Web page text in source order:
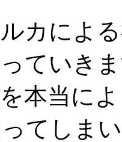
カによ
ていき
本当に
てしま